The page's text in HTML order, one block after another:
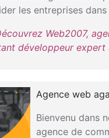
les entreprises
Web2007,
développeur expert
Agence web
Bienvenu dans
agence de